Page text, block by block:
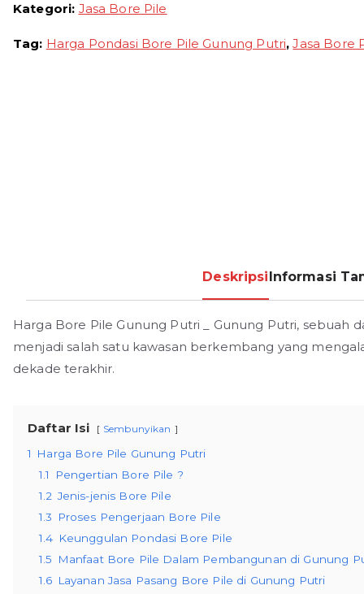
dan
Kategori: Jasa Bore Pile
Tag: Harga Pondasi Bore Pile Gunung Putri,Jasa Bore
Deskripsi Informasi
Harga Bore Pile Gunung Putri _ Gunung Putri,
menjadi salah satu kawasan berkembang yang
dekade terakhir.
Daftar Isi Sembunyikan
1
Harga Bore Pile Gunung Putri
1.1
Pengertian Bore Pile ?
1.2 Jenis-jenis Bore Pile
1.3
Proses Pengerjaan Bore Pile
1.4 Keunggulan Pondasi Bore Pile
1.5
Manfaat Bore Pile Dalam Pembangunan di Gunung
1.6 Layanan Jasa Pasang Bore Pile di Gunung Putri